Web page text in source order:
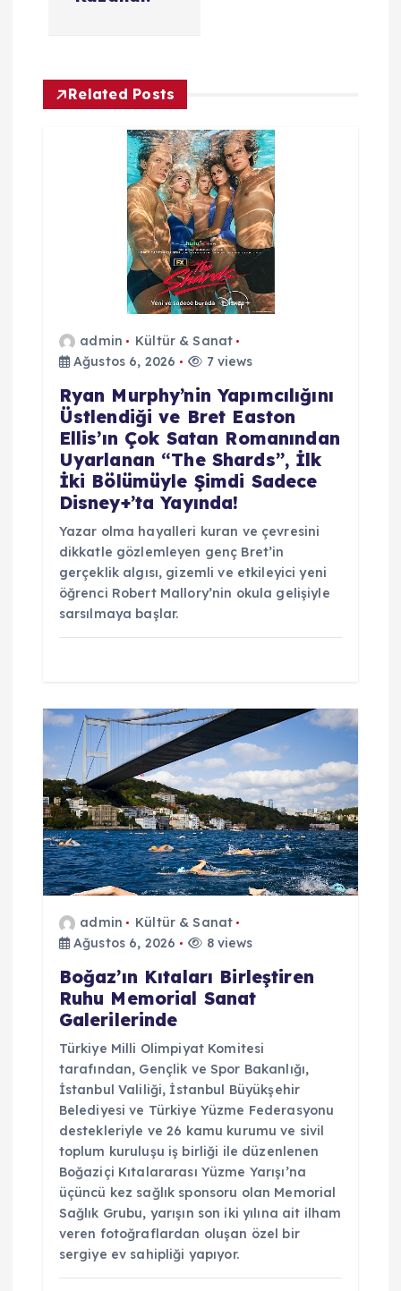
z
Related Posts
admin
Kültür & Sanat
Ağustos 6, 2026
7 views
Ryan Murphy’nin Yapımcılığını
Üstlendiği ve Bret Easton
Ellis’ın Çok Satan Romanından
Uyarlanan “The Shards”, İlk
İki Bölümüyle Şimdi Sadece
Disney+’ta Yayında!
Yazar olma hayalleri kuran ve çevresini
dikkatle gözlemleyen genç Bret’in
gerçeklik algısı, gizemli ve etkileyici yeni
öğrenci Robert Mallory’nin okula gelişiyle
sarsılmaya başlar.
admin
Kültür & Sanat
Ağustos 6, 2026
8 views
Boğaz’ın Kıtaları Birleştiren
Ruhu Memorial Sanat
Galerilerinde
Türkiye Milli Olimpiyat Komitesi
tarafından, Gençlik ve Spor Bakanlığı,
İstanbul Valiliği, İstanbul Büyükşehir
Belediyesi ve Türkiye Yüzme Federasyonu
destekleriyle ve 26 kamu kurumu ve sivil
toplum kuruluşu iş birliği ile düzenlenen
Boğaziçi Kıtalararası Yüzme Yarışı’na
üçüncü kez sağlık sponsoru olan Memorial
Sağlık Grubu, yarışın son iki yılına ait ilham
veren fotoğraflardan oluşan özel bir
sergiye ev sahipliği yapıyor.